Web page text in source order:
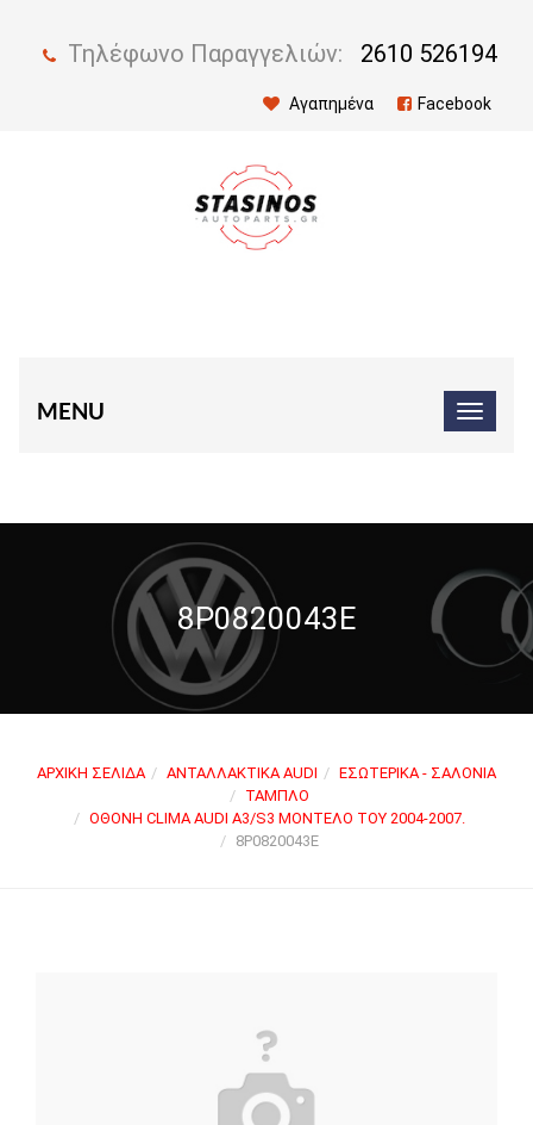
Τηλέφωνο Παραγγελιών: 2610 526194
Αγαπημένα Facebook
MENU
8P0820043E
ΑΡΧΙΚΉ ΣΕΛΊΔΑ ΑΝΤΑΛΛΑΚΤΙΚΆ AUDI
ΕΣΩΤΕΡΙΚΆ - ΣΑΛΌΝΙΑ
ΤΑΜΠΛΌ
ΟΘΌΝΗ CLIMA AUDI A3/S3 ΜΟΝΤΈΛΟ ΤΟΥ 2004-2007.
8P0820043E